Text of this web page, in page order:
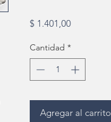
$ 1.401,00Precio
Cantidad *
Agregar al carrito